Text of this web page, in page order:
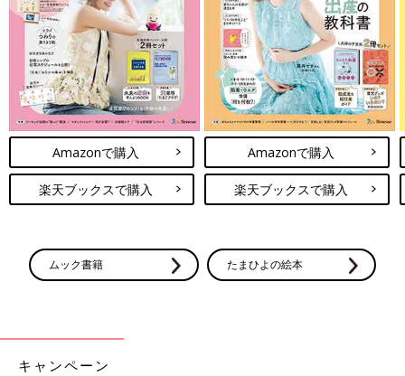
Amazonで購入
楽天ブックスで購入
Amazonで購入
楽天ブックスで購入
ムック書籍 たまひよの絵本
キャンペーン